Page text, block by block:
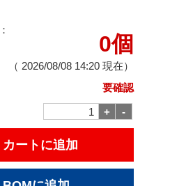
0個
（ 2026/08/08 14:20 現在）
要確認